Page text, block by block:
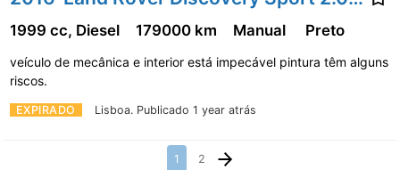
EXPIRADO Lisboa. Publicado 1 year atrás
1999 cc, Diesel 179000 km Manual Preto
veículo de mecânica e interior está impecável pintura têm alguns
riscos.
1 2